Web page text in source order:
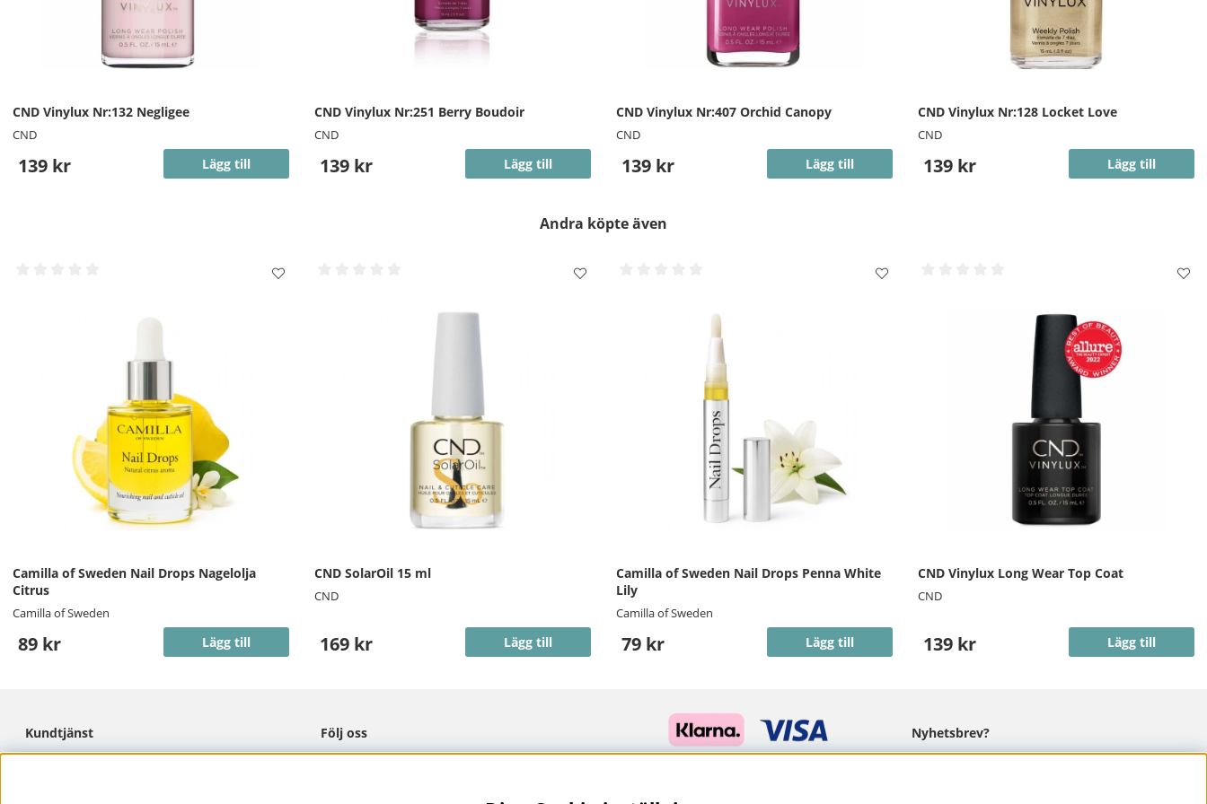
CND Vinylux Nr:132 Negligee
CND
139 kr Lägg till
CND Vinylux Nr:251 Berry Boudoir
CND
139 kr Lägg till
CND Vinylux Nr:407 Orchid Canopy
CND
139 kr Lägg till
CND Vinylux Nr:128 Locket Love
CND
139 kr Lägg till
Andra köpte även
Camilla of Sweden Nail Drops Nagelolja
Citrus
Camilla of Sweden
89 kr Lägg till
CND SolarOil 15 ml
CND
169 kr Lägg till
Camilla of Sweden Nail Drops Penna White
Lily
Camilla of Sweden
79 kr Lägg till
CND Vinylux Long Wear Top Coat
CND
139 kr Lägg till
Kundtjänst Följ oss
Nyhetsbrev?